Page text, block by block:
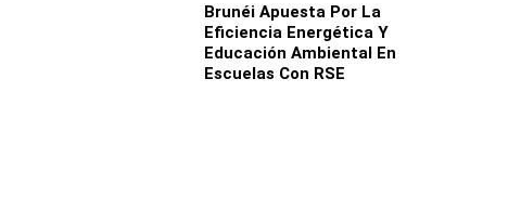
Brunéi Apuesta Por La
Eficiencia Energética Y
Educación Ambiental En
Escuelas Con RSE